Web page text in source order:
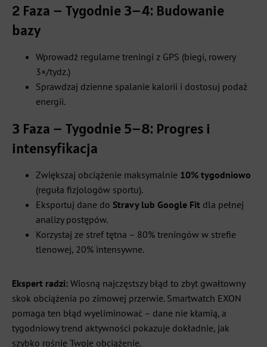
2 Faza – Tygodnie 3–4: Budowanie
bazy
Wprowadź regularne treningi z GPS (biegi, rowery
3×/tydz.)
Sprawdzaj dzienne spalanie kalorii i dostosuj podaż
energii.
3 Faza – Tygodnie 5–8: Progres i
intensyfikacja
Zwiększaj obciążenie maksymalnie 10% tygodniowo
(reguła fizjologów sportu).
Eksportuj dane do Stravy lub Google Fit dla pełnej
analizy postępów.
Korzystaj ze stref tętna – 80% treningów w strefie
tlenowej, 20% intensywne.
Ekspert radzi: Wiosną najczęstszy błąd to zbyt gwałtowny
skok obciążenia po zimowej przerwie. Smartwatch EXON
pomaga ten błąd wyeliminować – dane nie kłamią, a
tygodniowy trend aktywności pokazuje dokładnie, jak
szybko rośnie Twoje obciążenie.